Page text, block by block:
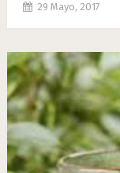
29 Mayo, 2017